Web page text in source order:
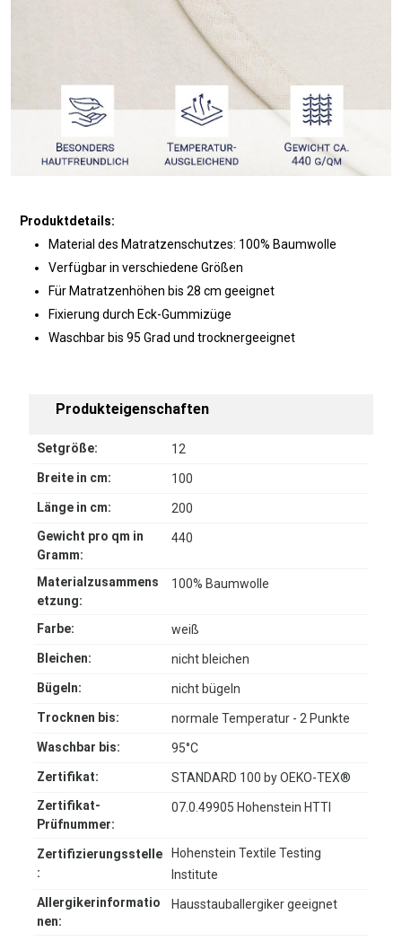
Produktdetails:
Material des Matratzenschutzes: 100% Baumwolle
Verfügbar in verschiedene Größen
Für Matratzenhöhen bis 28 cm geeignet
Fixierung durch Eck-Gummizüge
Waschbar bis 95 Grad und trocknergeeignet
Produkteigenschaften
Setgröße:
12
Breite in cm:
100
Länge in cm:
200
Gewicht pro qm in
Gramm:
440
Materialzusammens
etzung:
100% Baumwolle
Farbe:
weiß
Bleichen:
nicht bleichen
Bügeln:
nicht bügeln
Trocknen bis:
normale Temperatur - 2 Punkte
Waschbar bis:
95°C
Zertifikat:
STANDARD 100 by OEKO-TEX®
Zertifikat-
Prüfnummer:
07.0.49905 Hohenstein HTTI
Zertifizierungsstelle
:
Hohenstein Textile Testing
Institute
Allergikerinformatio
nen:
Hausstauballergiker geeignet